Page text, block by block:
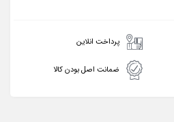
پرداخت انلاین
ضمانت اصل بودن کالا